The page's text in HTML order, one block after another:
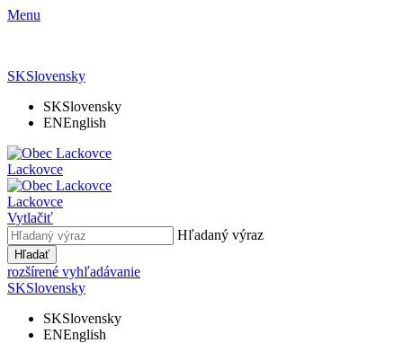
Menu
SKSlovensky
SKSlovensky
ENEnglish
Lackovce
Lackovce
Vytlačiť
Hľadaný výraz
Hľadať
rozšírené vyhľadávanie
SKSlovensky
SKSlovensky
ENEnglish